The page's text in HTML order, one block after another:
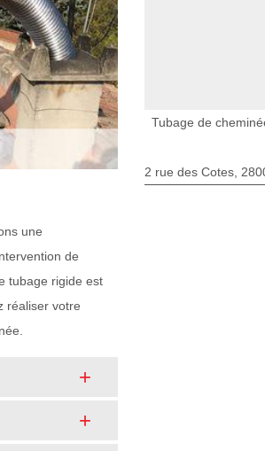
une
de
tubage rigide est
réaliser votre
Tubage de
2 rue des Cotes,